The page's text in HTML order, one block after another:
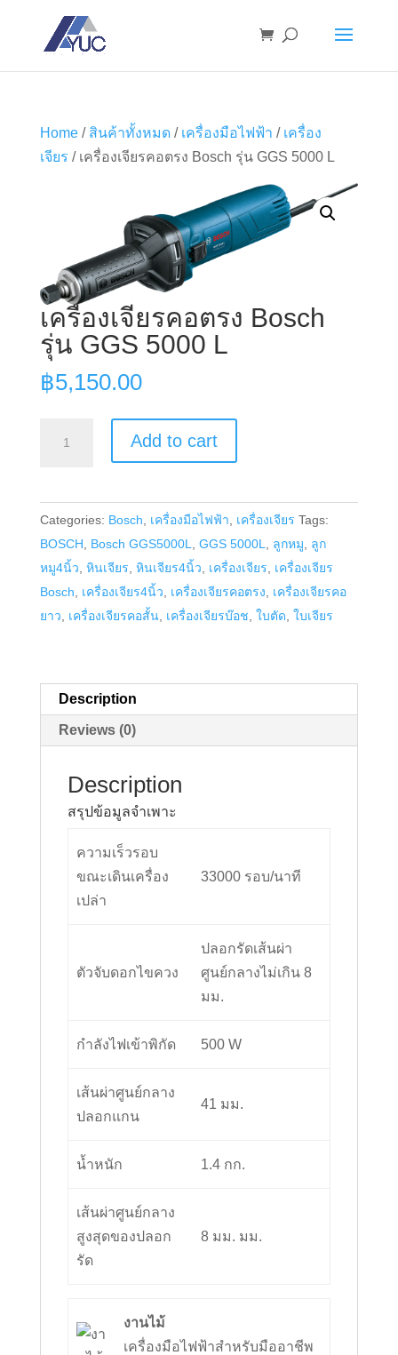
Home/ สินค้าทั้งหมด/ เครื่องมือไฟฟ้า / เครื่อง
เจียร / เครื่องเจียรคอตรง Bosch รุ่น GGS 5000 L
เครื่องเจียรคอตรง Bosch
รุ่น GGS 5000 L
฿5,150.00
ตรง
Bosch
รุ่น
GGS
5000
L
Add to cart
Categories: Bosch เครื่องมือไฟฟ้า เครื่องเจียร Tags:
BOSCH
Bosch GGS5000L GGS 5000L ลูกหมู
ลูก
หมู4นิ้ว หินเจียร หินเจียร4นิ้ว เครื่องเจียร
เครื่องเจียร
Bosch
เครื่องเจียร4นิ้ว เครื่องเจียรคอตรง
เครื่องเจียรคอ
ยาว
เครื่องเจียรคอสั้น, เครื่องเจียรบ๊อช ใบตัด ใบเจียร
Description
Reviews (0)
Description
สรุปข้อมูลจำเพาะ
ความเร็วรอบ
ขณะเดินเครื่อง
เปล่า
33000 รอบ/นาที
ตัวจับดอกไขควง
ปลอกรัดเส้นผ่า
ศูนย์กลางไม่เกิน 8
มม.
กำลังไฟเข้าพิกัด 500 W
เส้นผ่าศูนย์กลาง
ปลอกแกน
41 มม.
น้ำหนัก 1.4 กก.
เส้นผ่าศูนย์กลาง
สูงสุดของปลอก
รัด
8 มม. มม.
งานไม้
เครื่องมือไฟฟ้าสำหรับมืออาชีพ